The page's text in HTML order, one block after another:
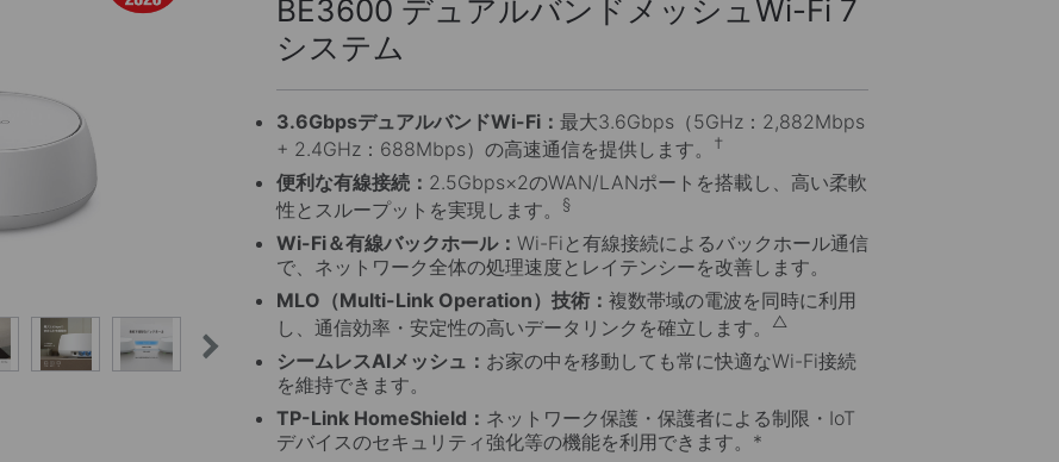
BE3600 デュアルバンドメッシュWi-Fi 7
システム
3.6GbpsデュアルバンドWi-Fi： 最大3.6Gbps（5GHz：2,882Mbps
+ 2.4GHz：688Mbps）の高速通信を提供します。
†
便利な有線接続： 2.5Gbps×2のWAN/LANポートを搭載し、高い柔軟
性とスループットを実現します。
§
Wi-Fi＆有線バックホール： Wi-Fiと有線接続によるバックホール通信
で、ネットワーク全体の処理速度とレイテンシーを改善します。
MLO（Multi-Link Operation）技術： 複数帯域の電波を同時に利用
し、通信効率・安定性の高いデータリンクを確立します。
△
シームレスAIメッシュ： お家の中を移動しても常に快適なWi-Fi接続
を維持できます。
TP-Link HomeShield： ネットワーク保護・保護者による制限・IoT
デバイスのセキュリティ強化等の機能を利用できます。 *